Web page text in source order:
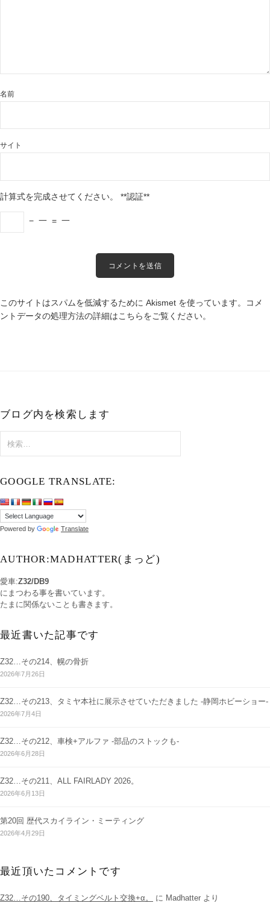
名前
サイト
計算式を完成させてください。 **認証**
− 一 = 一
このサイトはスパムを低減するために Akismet を使っています。
コメ
ントデータの処理方法の詳細はこちらをご覧ください。
ブログ内を検索します
索:
GOOGLE TRANSLATE:
Powered by Translate
AUTHOR:MADHATTER(まっど)
愛車:Z32/DB9
にまつわる事を書いています。
たまに関係ないことも書きます。
最近書いた記事です
Z32…その214、幌の骨折
2026年7月26日
Z32…その213、タミヤ本社に展示させていただきました -静岡ホビーショー-
2026年7月4日
Z32…その212、車検+アルファ -部品のストックも-
2026年6月28日
Z32…その211、ALL FAIRLADY 2026。
2026年6月13日
第20回 歴代スカイライン・ミーティング
2026年4月29日
最近頂いたコメントです
Z32…その190、タイミングベルト交換+α。 に Madhatter より